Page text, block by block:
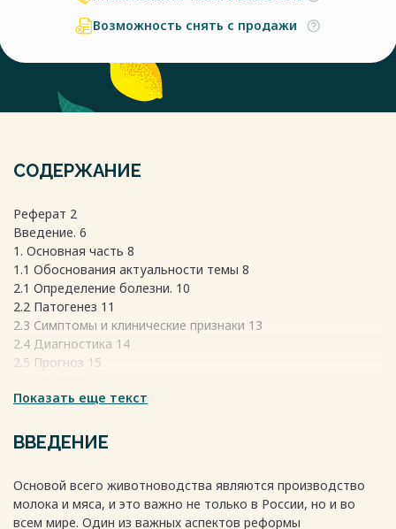
Возможность снять с продажи
СОДЕРЖАНИЕ
Реферат 2
Введение. 6
1. Основная часть 8
1.1 Обоснования актуальности темы 8
2.1 Определение болезни. 10
2.2 Патогенез 11
2.3 Симптомы и клинические признаки 13
2.4 Диагностика 14
2.5 Прогноз 15
2.7 Профилактика 17
3.2 Материалы и методы исследования 22
3.3 Эпизоотическое состояние ООО «Лебяжье» 32
4. Безопасность жизнедеятельности 39
5. Экологическая безопасность 43
Показать еще текст
ВВЕДЕНИЕ
Основой всего животноводства являются производство
молока и мяса, и это важно не только в России, но и во
всем мире. Один из важных аспектов реформы